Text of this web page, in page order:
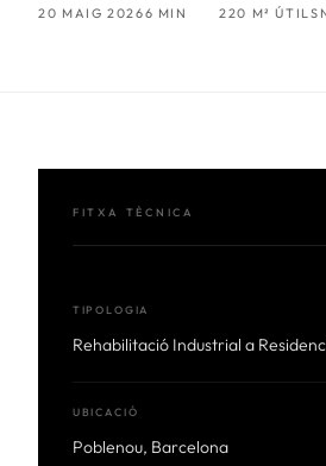
20 MAIG 20266 MIN
220 M² ÚTILS
FITXA TÈCNICA
TIPOLOGIA
Rehabilitació Industrial a
UBICACIÓ
Poblenou, Barcelona